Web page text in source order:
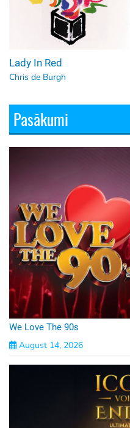
Lady In Red
Chris de Burgh
Pasākumi
We Love The 90s
August 14, 2026